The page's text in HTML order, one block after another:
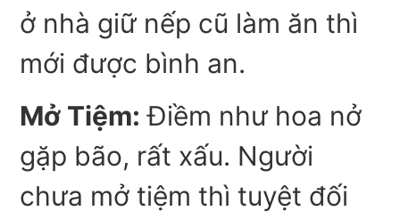
ở nhà giữ nếp cũ làm ăn thì
mới được bình an.
Mở Tiệm: Điềm như hoa nở
gặp bão, rất xấu. Người
chưa mở tiệm thì tuyệt đối